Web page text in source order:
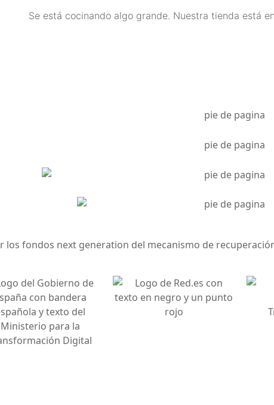
Se está cocinando algo grande. Nuestra tienda está
fondos next generation del mecanismo de